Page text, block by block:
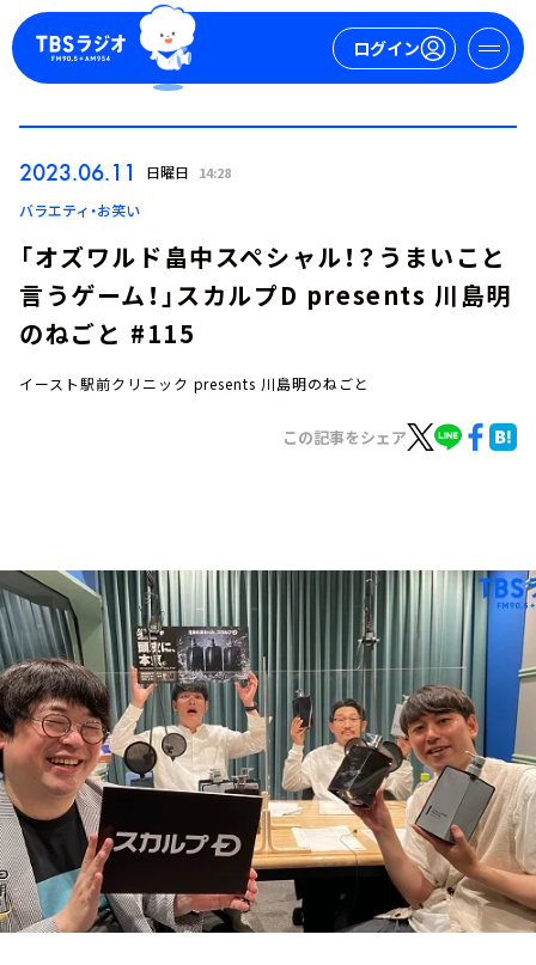
ログイン
ログイン
イベント・グッズ
YouTube
会社情報
2023.06.11 日曜日 14:28
バラエティ・お笑い
「オズワルド畠中スペシャル！？うまいこと
言うゲーム！」スカルプD presents 川島明
のねごと #115
イースト駅前クリニック presents 川島明のねごと
この記事をシェア